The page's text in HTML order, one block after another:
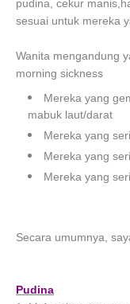
pudina, cekur
sesuai untuk mereka
Wanita mengandung
morning sickness
Mereka yang
mabuk laut/darat
Mereka yang
Mereka yang
Mereka yang
Secara umumnya,
Pudina